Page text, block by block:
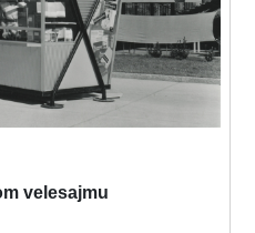
velesajmu